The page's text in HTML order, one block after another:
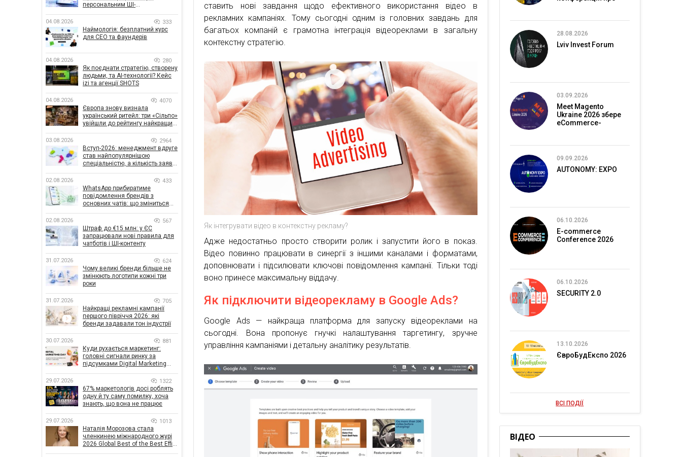
ставить нові завдання щодо ефективного використання відео в
рекламних кампаніях. Тому сьогодні одним із головних завдань для
багатьох компаній є грамотна інтеграція відеореклами в загальну
контекстну стратегію.
Як інтегрувати відео в контекстну рекламу?
Адже недостатньо просто створити ролик і запустити його в показ.
Відео повинно працювати в синергії з іншими каналами і форматами,
доповнювати і підсилювати ключові повідомлення кампанії. Тільки тоді
воно принесе максимальну віддачу.
Як підключити відеорекламу в Google Ads?
Google Ads — найкраща платформа для запуску відеореклами на
сьогодні. Вона пропонує гнучкі налаштування таргетингу, зручне
управління кампаніями і детальну аналітику результатів.
персональним ШІ-
04.08.2026 333
Наймологія: безплатний курс
для CEO та фаундерів
04.08.2026 280
Як поєднати стратегію, створену
людьми, та AI-технології? Кейс
izi та агенції SHOTS
04.08.2026 4070
Європа знову визнала
український ритейл: три «Сільпо»
увійшли до рейтингу найкращих
03.08.2026 2964
Вступ-2026: менеджмент вдруге
став найпопулярнішою
спеціальністю, а кількість заяв
02.08.2026 433
WhatsApp прибиратиме
повідомлення брендів з
основних чатів: що зміниться
02.08.2026 567
Штраф до €15 млн: у ЄС
запрацювали нові правила для
чатботів і ШІ-контенту
31.07.2026 624
Чому великі бренди більше не
змінюють логотипи кожні три
роки
31.07.2026 705
Найкращі рекламні кампанії
першого півріччя 2026: які
бренди задавали тон індустрії
30.07.2026 881
Куди рухається маркетинг:
головні сигнали ринку за
підсумками Digital Marketing
29.07.2026 1322
67% маркетологів досі роблять
одну й ту саму помилку, хоча
знають, що вона не працює
29.07.2026 1013
Наталія Морозова стала
членкинею міжнародного журі
2026 Global Best of the Best Effie
28.08.2026
Lviv Invest Forum
03.09.2026
Meet Magento
Ukraine 2026 збере
eCommerce-
09.09.2026
AUTONOMY: EXPO
06.10.2026
E-commerce
Conference 2026
06.10.2026
SECURITY 2.0
13.10.2026
ЄвроБудЕкспо 2026
ВСІ ПОДІЇ
ВІДЕО